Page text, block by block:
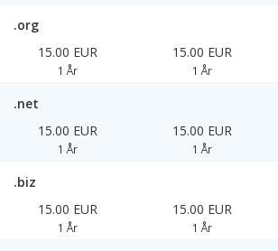
.org
15.00 EUR
1 År
15.00 EUR
1 År
.net
15.00 EUR
1 År
15.00 EUR
1 År
.biz
15.00 EUR
1 År
15.00 EUR
1 År